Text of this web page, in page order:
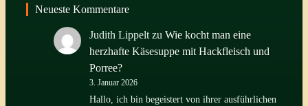
Neueste Kommentare
Judith Lippelt zu Wie kocht man eine
herzhafte Käsesuppe mit Hackfleisch und
Porree?
3. Januar 2026
Hallo, ich bin begeistert von ihrer ausführlichen